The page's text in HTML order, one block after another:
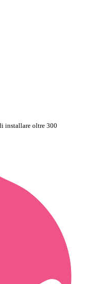
installare oltre 300